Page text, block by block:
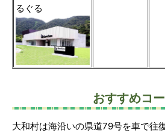
るぐる
おすすめコ
大和村は海沿いの県道79号を車で往